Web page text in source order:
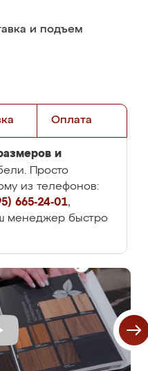
и подъем
Оплата
и
Просто
из телефонов:
665-24-01,
менеджер быстро